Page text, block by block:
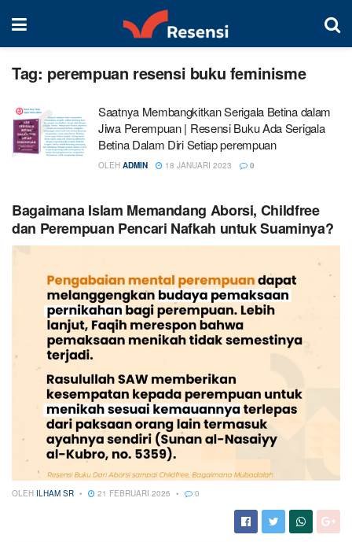
Tag: perempuan resensi buku feminisme
Saatnya Membangkitkan Serigala Betina dalam
Jiwa Perempuan | Resensi Buku Ada Serigala
Betina Dalam Diri Setiap perempuan
OLEH ADMIN 18 JANUARI 2023 0
Bagaimana Islam Memandang Aborsi, Childfree
dan Perempuan Pencari Nafkah untuk Suaminya?
OLEH ILHAM SR 21 FEBRUARI 2026 0